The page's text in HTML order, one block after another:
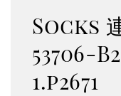
Socks
53706-
1.p2671